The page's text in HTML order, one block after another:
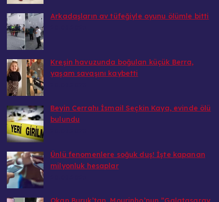
Arkadaşların av tüfeğiyle oyunu ölümle bitti
Kreşin havuzunda boğulan küçük Berra,
yaşam savaşını kaybetti
Beyin Cerrahı İsmail Seçkin Kaya, evinde ölü
bulundu
Ünlü fenomenlere soğuk duş! İşte kapanan
milyonluk hesaplar